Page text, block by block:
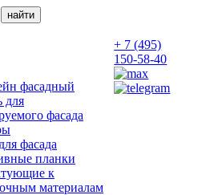
фасадный
для
фасада
фасада
планки
к
материалам
+ 7 (495)
150-58-40